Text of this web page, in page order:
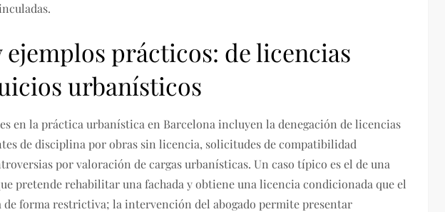
ejemplos prácticos: de licencias
urbanísticos
en la práctica urbanística en Barcelona incluyen la denegación de licencias
de disciplina por obras sin licencia, solicitudes de compatibilidad
por valoración de cargas urbanísticas. Un caso típico es el de una
pretende rehabilitar una fachada y obtiene una licencia condicionada que el
forma restrictiva; la intervención del abogado permite presentar